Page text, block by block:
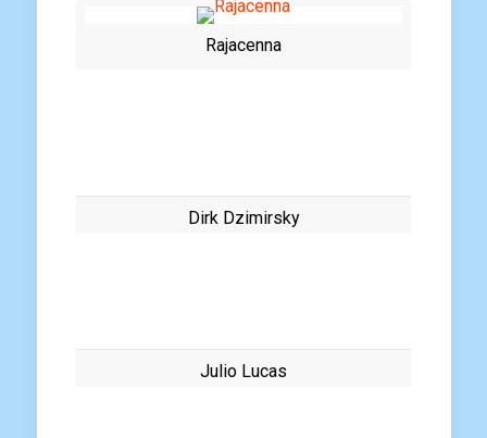
Rajacenna
Dirk Dzimirsky
Julio Lucas